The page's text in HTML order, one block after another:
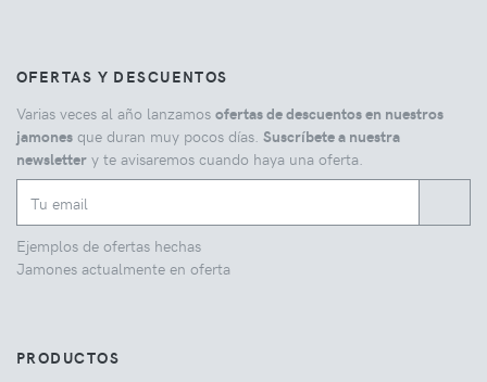
OFERTAS Y DESCUENTOS
Varias veces al año lanzamos ofertas de descuentos en nuestros
jamones que duran muy pocos días. Suscríbete a nuestra
newsletter y te avisaremos cuando haya una oferta.
Ejemplos de ofertas hechas
Jamones actualmente en oferta
PRODUCTOS